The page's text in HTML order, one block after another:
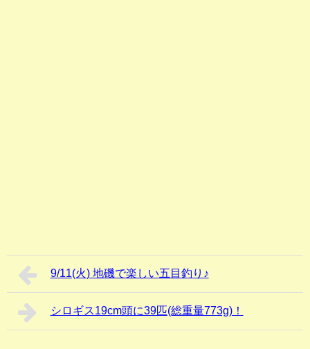
9/11(火) 地磯で楽しい五目釣り♪
シロギス19cm頭に39匹(総重量773g)！